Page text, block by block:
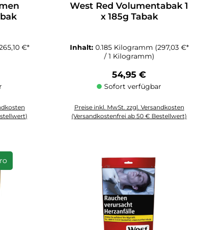
€*
West Red Volumentabak 1
x 185g Tabak
Inhalt: 0.185 Kilogramm (297,03 €*
/ 1 Kilogramm)
Regulärer Preis:
54,95 €
Sofort verfügbar
Preise inkl. MwSt. zzgl. Versandkosten
(Versandkostenfrei ab 50 € Bestellwert)